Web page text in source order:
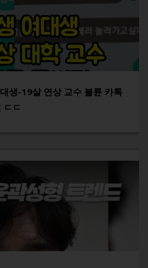
생-19살 연상 교수 불륜 카톡
ㄷ